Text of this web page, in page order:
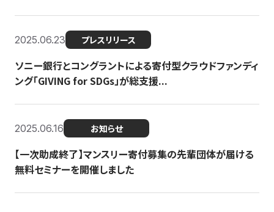
2025.06.23 プレスリリース
ソニー銀行とコングラントによる寄付型クラウドファンディ
ング「GIVING for SDGs」が総支援...
2025.06.16 お知らせ
【一次助成終了】マンスリー寄付募集の先輩団体が届ける
無料セミナーを開催しました